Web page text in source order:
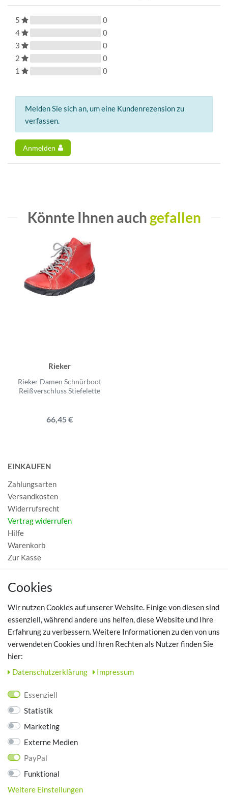
5
0
4
0
3
0
2
0
1
0
Melden Sie sich an, um eine Kundenrezension zu
verfassen.
Anmelden
Könnte Ihnen auch gefallen
Rieker
Rieker Damen Schnürboot
Reißverschluss Stiefelette
66,45 €
EINKAUFEN
Zahlungsarten
Versandkosten
Widerrufsrecht
Vertrag widerrufen
Hilfe
Warenkorb
Zur Kasse
MEIN KONTO
TOP SCHUHTHEMEN
Hausschuhe - Bequeme Schuhe für zuhause
Datenschutz
AGB
Impressum
ZAHLUNGSARTEN
Cookies
Wir nutzen Cookies auf unserer Website. Einige von diesen sind
essenziell, während andere uns helfen, diese Website und Ihre
Erfahrung zu verbessern. Weitere Informationen zu den von uns
verwendeten Cookies und Ihren Rechten als Nutzer finden Sie
hier:
Daten­schutz­erklärung
Impressum
Essenziell
Statistik
Marketing
Externe Medien
PayPal
Funktional
Weitere Einstellungen